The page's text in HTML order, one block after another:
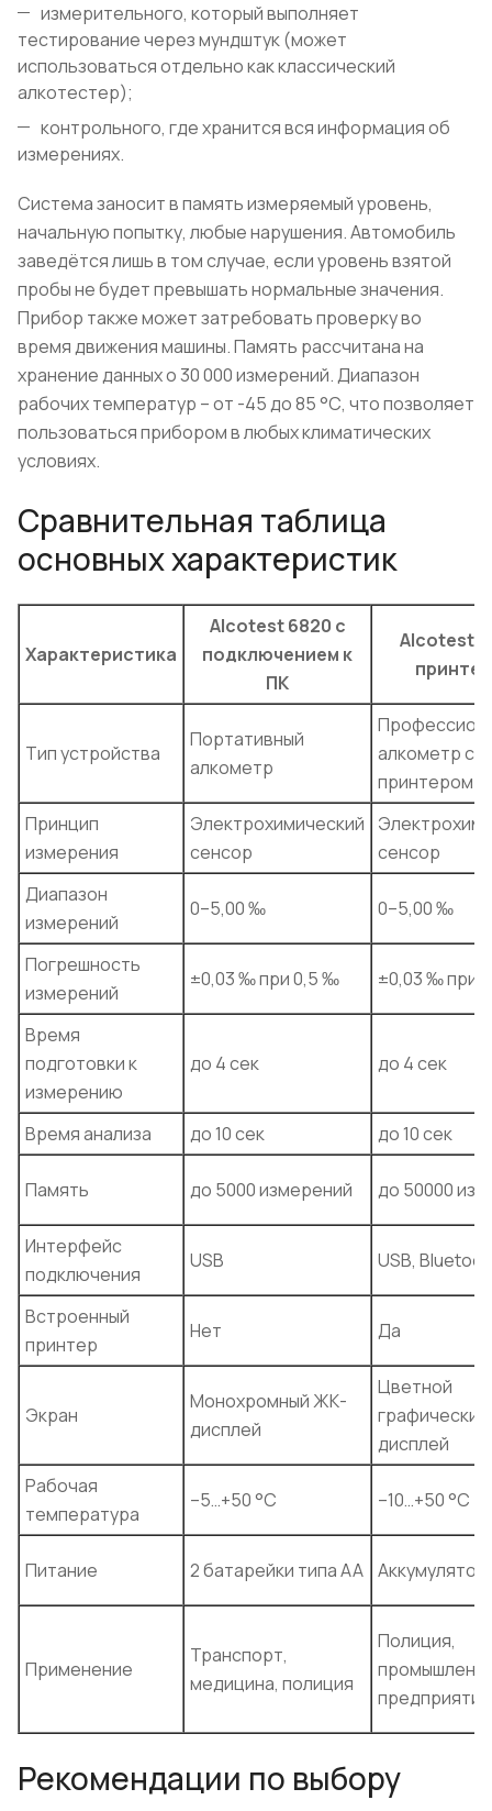
измерительного, который выполняет
тестирование через мундштук (может
использоваться отдельно как классический
алкотестер);
контрольного, где хранится вся информация об
измерениях.
Система заносит в память измеряемый уровень,
начальную попытку, любые нарушения. Автомобиль
заведётся лишь в том случае, если уровень взятой
пробы не будет превышать нормальные значения.
Прибор также может затребовать проверку во
время движения машины. Память рассчитана на
хранение данных о 30 000 измерений. Диапазон
рабочих температур – от -45 до 85 °С, что позволяет
пользоваться прибором в любых климатических
условиях.
Сравнительная таблица
основных характеристик
Характеристика
Alcotest 6820 с
подключением к
ПК
Alcotest
Тип устройства
Портативный
алкометр
алкометр с
принтером
Принцип
измерения
Электрохимический
сенсор
сенсор
Диапазон
измерений
0–5,00 ‰ 0–5,00 ‰
Погрешность
измерений
±0,03 ‰ при 0,5 ‰ ±0,03 ‰ при
Время
подготовки к
измерению
до 4 сек до 4 сек
Время анализа до 10 сек до 10 сек
Память до 5000 измерений до 50000
Интерфейс
подключения
USB USB,
Встроенный
принтер
Нет Да
Экран
Монохромный ЖК-
дисплей
Цветной
графический
дисплей
Рабочая
температура
–5…+50 °C –10…+50 °C
Питание 2 батарейки типа АА Аккумулятор
Применение
Транспорт,
медицина, полиция
Полиция,
предприятия
Рекомендации по выбору